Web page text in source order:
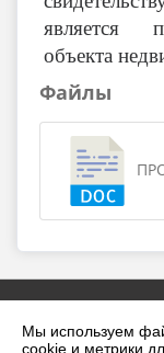
Мы используем
cookie и метрики
является
объекта
Файлы